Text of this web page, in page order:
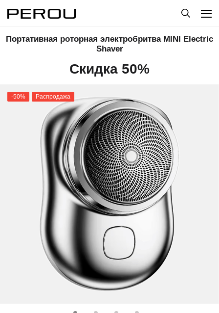
Портативная роторная электробритва MINI Electric
Shaver
Скидка 50%
-50% Распродажа